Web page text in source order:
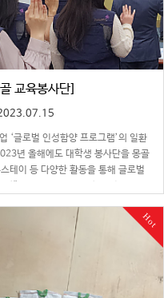
교육봉사단]
‘글로벌 인성함양 프로그램’의 일환
년 올해에도 대학생 봉사단을 몽골
테이 등 다양한 활동을 통해 글로벌
Hot